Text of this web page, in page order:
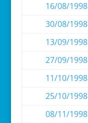
16/08/1998
30/08/1998
13/09/1998
27/09/1998
11/10/1998
25/10/1998
08/11/1998